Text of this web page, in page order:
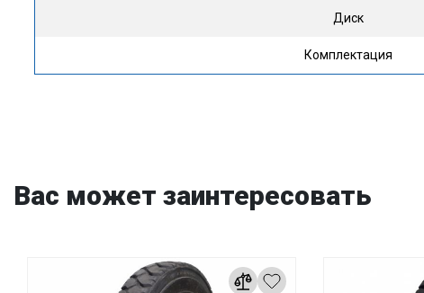
Диск
Комплектация
Вас может заинтересовать